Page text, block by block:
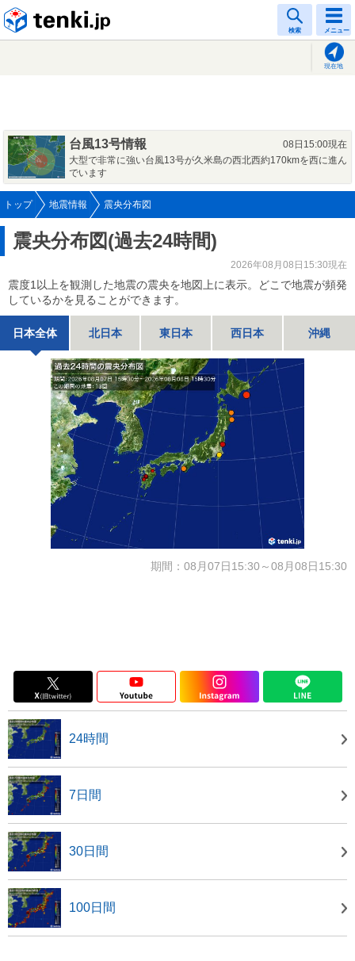
検索 メニュー
現在地
台風13号情報
08日15:00現在
大型で非常に強い台風13号が久米島の西北西約170kmを西に進ん
でいます
トップ 地震情報 震央分布図
震央分布図(過去24時間)
2026年08月08日15:30現在
震度1以上を観測した地震の震央を地図上に表示。どこで地震が頻発
しているかを見ることができます。
日本全体 北日本 東日本 西日本 沖縄
期間：08月07日15:30～08月08日15:30
24時間
7日間
30日間
100日間